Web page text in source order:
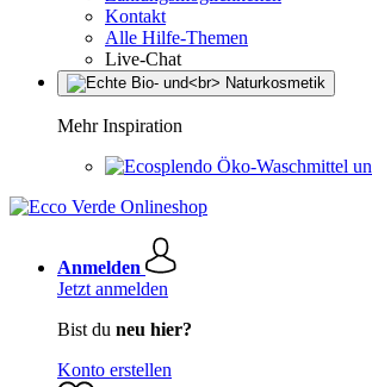
Kontakt
Alle Hilfe-Themen
Live-Chat
Mehr Inspiration
Öko-Waschmittel
Anmelden
Jetzt anmelden
Bist du neu hier?
Konto erstellen